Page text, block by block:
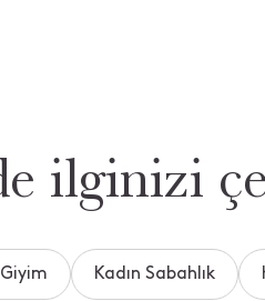
ilginizi
Giyim Kadın Sabahlık